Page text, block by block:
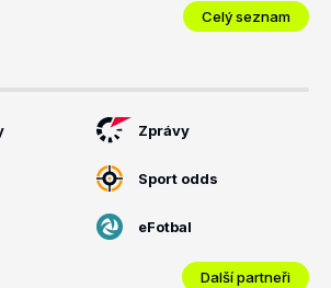
Celý seznam
Zprávy
Sport odds
eFotbal
Další partneři